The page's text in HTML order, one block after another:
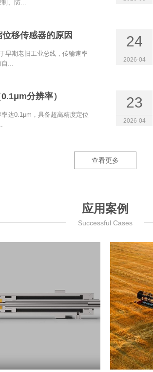
、防...
移传感器的原因
早期老旧工业总线，传输速率
自...
24
2026-04
分辨率）
达0.1μm，具备超高精度定位
23
2026-04
查看更多
应用案例
Successful Cases